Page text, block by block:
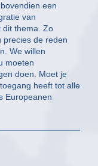
een
van
dit thema. Zo
precies de reden
We willen
moeten
doen. Moet je
heeft tot alle
Europeanen